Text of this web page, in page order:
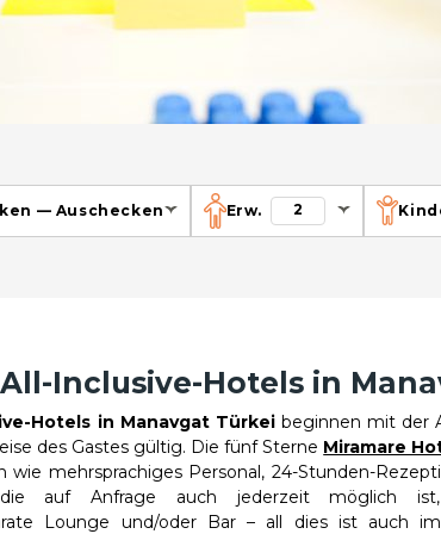
— Auschecken Erw. 2
All-Inclusive-Hotels in
Hotels in Manavgat Türkeibeginnen mit der
des Gastes gültig. Die fünf Sterne Miramare
mehrsprachiges Personal, 24-Stunden-
die auf Anfrage auch jederzeit möglich ist,
Lounge und/oder Bar – all dies ist auch im